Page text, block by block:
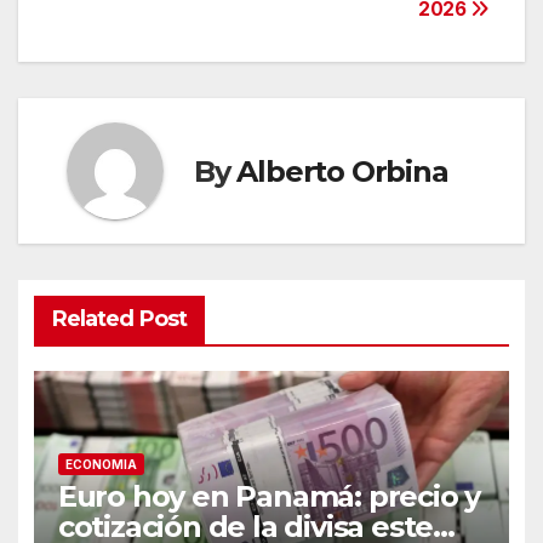
2026
ByAlberto Orbina
Related Post
ECONOMIA
Euro hoy en Panamá: precio y
cotización de la divisa este